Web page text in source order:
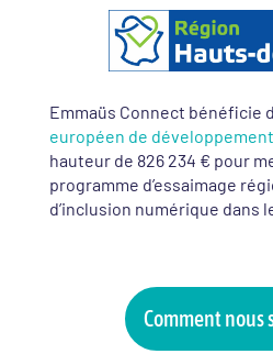
Emmaüs Connect bénéficie
européen de
hauteur de 826 234 € pour
programme d’essaimage
d’inclusion numérique dans
Comment nous